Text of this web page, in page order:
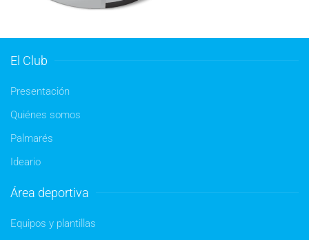
El Club
Presentación
Quiénes somos
Palmarés
Ideario
Área deportiva
Equipos y plantillas